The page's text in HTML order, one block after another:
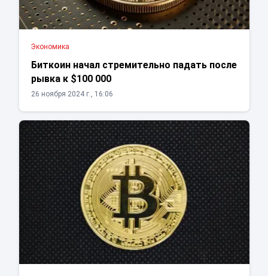
Экономика
Биткоин начал стремительно падать после
рывка к $100 000
26 ноября 2024 г., 16:06